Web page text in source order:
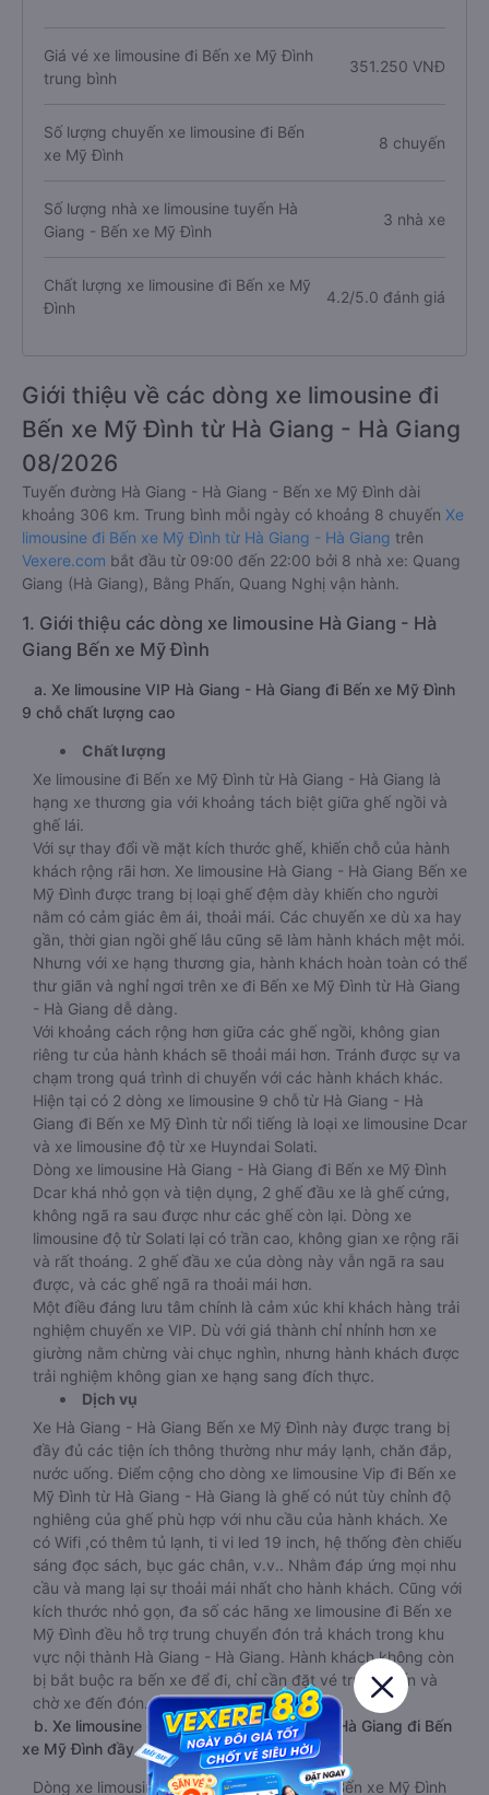
Giá vé xe limousine đi Bến xe Mỹ Đình
trung bình
351.250 VNĐ
Số lượng chuyến xe limousine đi Bến
xe Mỹ Đình
8 chuyến
Số lượng nhà xe limousine tuyến Hà
Giang - Bến xe Mỹ Đình
3 nhà xe
Chất lượng xe limousine đi Bến xe Mỹ
Đình
4.2/5.0 đánh giá
Giới thiệu về các dòng xe limousine đi
Bến xe Mỹ Đình từ Hà Giang - Hà Giang
08/2026
Tuyến đường Hà Giang - Hà Giang - Bến xe Mỹ Đình dài
khoảng 306 km. Trung bình mỗi ngày có khoảng 8 chuyến Xe
limousine đi Bến xe Mỹ Đình từ Hà Giang - Hà Giang trên
Vexere.com bắt đầu từ 09:00 đến 22:00 bởi 8 nhà xe: Quang
Giang (Hà Giang), Bằng Phấn, Quang Nghị vận hành.
1. Giới thiệu các dòng xe limousine Hà Giang - Hà
Giang Bến xe Mỹ Đình
a. Xe limousine VIP Hà Giang - Hà Giang đi Bến xe Mỹ Đình
9 chỗ chất lượng cao
Chất lượng
Xe limousine đi Bến xe Mỹ Đình từ Hà Giang - Hà Giang là
hạng xe thương gia với khoảng tách biệt giữa ghế ngồi và
ghế lái.
Với sự thay đổi về mặt kích thước ghế, khiến chỗ của hành
khách rộng rãi hơn. Xe limousine Hà Giang - Hà Giang Bến xe
Mỹ Đình được trang bị loại ghế đệm dày khiến cho người
nằm có cảm giác êm ái, thoải mái. Các chuyến xe dù xa hay
gần, thời gian ngồi ghế lâu cũng sẽ làm hành khách mệt mỏi.
Nhưng với xe hạng thương gia, hành khách hoàn toàn có thể
thư giãn và nghỉ ngơi trên xe đi Bến xe Mỹ Đình từ Hà Giang
- Hà Giang dễ dàng.
Với khoảng cách rộng hơn giữa các ghế ngồi, không gian
riêng tư của hành khách sẽ thoải mái hơn. Tránh được sự va
chạm trong quá trình di chuyển với các hành khách khác.
Hiện tại có 2 dòng xe limousine 9 chỗ từ Hà Giang - Hà
Giang đi Bến xe Mỹ Đình từ nổi tiếng là loại xe limousine Dcar
và xe limousine độ từ xe Huyndai Solati.
Dòng xe limousine Hà Giang - Hà Giang đi Bến xe Mỹ Đình
Dcar khá nhỏ gọn và tiện dụng, 2 ghế đầu xe là ghế cứng,
không ngã ra sau được như các ghế còn lại. Dòng xe
limousine độ từ Solati lại có trần cao, không gian xe rộng rãi
và rất thoáng. 2 ghế đầu xe của dòng này vẫn ngã ra sau
được, và các ghế ngã ra thoải mái hơn.
Một điều đáng lưu tâm chính là cảm xúc khi khách hàng trải
nghiệm chuyến xe VIP. Dù với giá thành chỉ nhỉnh hơn xe
giường nằm chừng vài chục nghìn, nhưng hành khách được
trải nghiệm không gian xe hạng sang đích thực.
Dịch vụ
Xe Hà Giang - Hà Giang Bến xe Mỹ Đình này được trang bị
đầy đủ các tiện ích thông thường như máy lạnh, chăn đắp,
nước uống. Điểm cộng cho dòng xe limousine Vip đi Bến xe
Mỹ Đình từ Hà Giang - Hà Giang là ghế có nút tùy chỉnh độ
nghiêng của ghế phù hợp với nhu cầu của hành khách. Xe
có Wifi ,có thêm tủ lạnh, ti vi led 19 inch, hệ thống đèn chiếu
sáng đọc sách, bục gác chân, v.v.. Nhằm đáp ứng mọi nhu
cầu và mang lại sự thoải mái nhất cho hành khách. Cũng với
kích thước nhỏ gọn, đa số các hãng xe limousine đi Bến xe
Mỹ Đình đều hỗ trợ trung chuyển đón trả khách trong khu
vực nội thành Hà Giang - Hà Giang. Hành khách không còn
bị bắt buộc ra bến xe để đi, chỉ cần đặt vé trực tuyến và
chờ xe đến đón.
b. Xe limousine giường nằm từ Hà Giang - Hà Giang đi Bến
xe Mỹ Đình đầy đủ tiện nghi 32 - 34 chỗ
Dòng xe limousine đi Hà Giang - Hà Giang Bến xe Mỹ Đình